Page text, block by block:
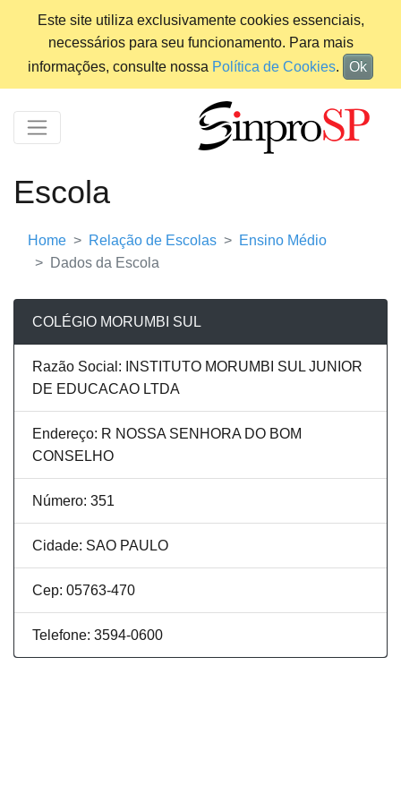
Este site utiliza exclusivamente cookies essenciais,
necessários para seu funcionamento. Para mais
informações, consulte nossa Política de Cookies. Ok
Escola
Home Relação de Escolas
Ensino Médio
Dados da Escola
COLÉGIO MORUMBI SUL
Razão Social: INSTITUTO MORUMBI SUL JUNIOR
DE EDUCACAO LTDA
Endereço: R NOSSA SENHORA DO BOM
CONSELHO
Número: 351
Cidade: SAO PAULO
Cep: 05763-470
Telefone: 3594-0600